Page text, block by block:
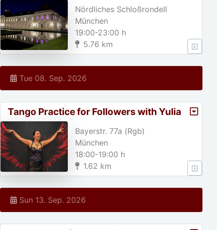
Nördliches Schloßrondell
München
19:00-23:00 h
5.76 km
Tue 08. Sep. 2026
Tango Practice for Followers with Yulia
Bayerstr. 77a (Rgb)
München
18:00-19:00 h
1.62 km
Sun 13. Sep. 2026